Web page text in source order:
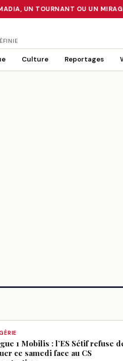
UN TOURNANT OU UN MIRAGE
UN TOURNANT OU UN
Culture Reportages
1 Mobilis : l’ES Sétif refuse
ce samedi face au CS